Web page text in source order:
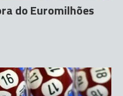
do Euromilhões